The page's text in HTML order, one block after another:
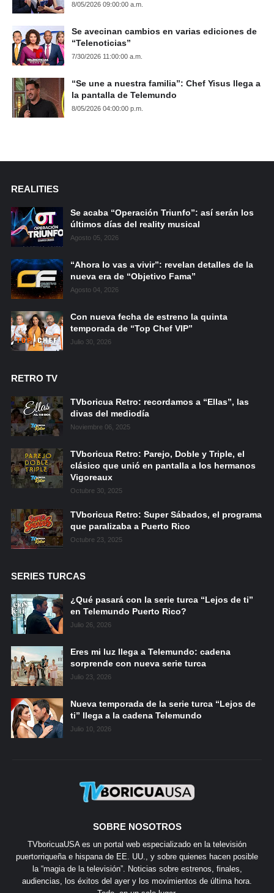
8/05/2026 09:00:00 a.m.
Se avecinan cambios en varias ediciones de
“Telenoticias”
7/30/2026 11:00:00 a.m.
“Se une a nuestra familia”: Chef Yisus llega a
la pantalla de Telemundo
8/05/2026 04:00:00 p.m.
REALITIES
Se acaba “Operación Triunfo”: así serán los
últimos días del reality musical
Agosto 05, 2026
“Ahora lo vas a vivir”: revelan detalles de la
nueva era de “Objetivo Fama”
Agosto 04, 2026
Con nueva fecha de estreno la quinta
temporada de “Top Chef VIP”
Julio 30, 2026
RETRO TV
TVboricua Retro: recordamos a “Ellas”, las
divas del mediodía
Noviembre 06, 2025
TVboricua Retro: Parejo, Doble y Triple, el
clásico que unió en pantalla a los hermanos
Vigoreaux
Octubre 30, 2025
TVboricua Retro: Super Sábados, el programa
que paralizaba a Puerto Rico
Octubre 23, 2025
SERIES TURCAS
¿Qué pasará con la serie turca “Lejos de ti”
en Telemundo Puerto Rico?
Julio 26, 2026
Eres mi luz llega a Telemundo: cadena
sorprende con nueva serie turca
Julio 23, 2026
Nueva temporada de la serie turca “Lejos de
ti” llega a la cadena Telemundo
Julio 10, 2026
SOBRE NOSOTROS
TVboricuaUSA es un portal web especializado en la televisión
puertorriqueña e hispana de EE. UU., y sobre quienes hacen posible
la “magia de la televisión”. Noticias sobre estrenos, finales,
audiencias, los éxitos del ayer y los movimientos de última hora.